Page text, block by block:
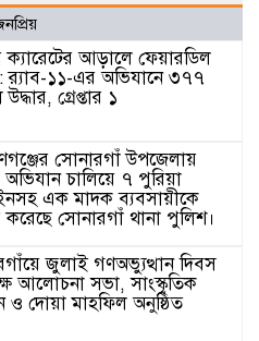
আড়ালে ফেয়ারডিল
র‍্যাব-১১-এর অভিযানে ৩৭৭
গ্রেপ্তার ১
সোনারগাঁ উপজেলায়
অভিযান চালিয়ে ৭ পুরিয়া
এক মাদক ব্যবসায়ীকে
করেছে সোনারগাঁ থানা পুলিশ।
জুলাই গণঅভ্যুত্থান দিবস
আলোচনা সভা, সাংস্কৃতিক
ও দোয়া মাহফিল অনুষ্ঠিত